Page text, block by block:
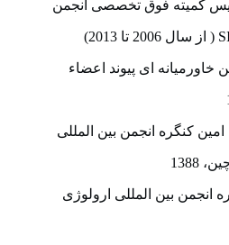
کمیته فوق تخصصی انجمن
ای پیوند اعضاء
کنگره انجمن بین المللی
انجمن بین المللی ارولوژی